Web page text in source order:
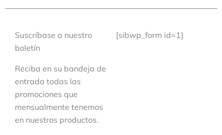
Suscríbase a nuestro
boletín
Reciba en su bandeja de
entrada todas las
promociones que
mensualmente tenemos
en nuestros productos.
[sibwp_form id=1]